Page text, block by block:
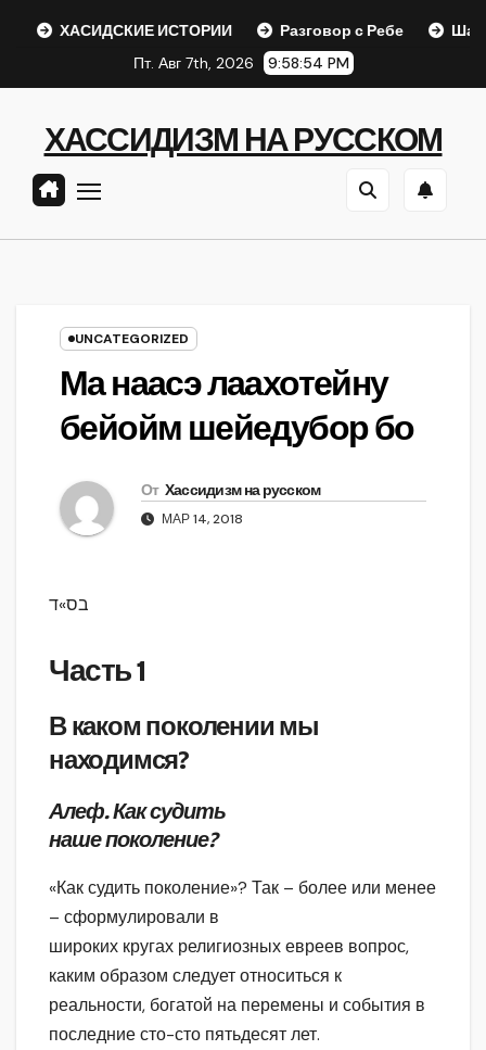
ХАСИДСКИЕ ИСТОРИИ Разговор с Ребе
Шаар
Пт. Авг 7th, 2026
9:58:55 PM
ХАССИДИЗМ НА РУССКОМ
UNCATEGORIZED
Ма наасэ лаахотейну
бейойм шейедубор бо
От Хассидизм на русском
МАР 14, 2018
בס»ד
Часть 1
В каком поколении мы
находимся?
Алеф. Как судить
наше поколение?
«Как судить поколение»? Так – более или менее
– сформулировали в
широких кругах религиозных евреев вопрос,
каким образом следует относиться к
реальности, богатой на перемены и события в
последние сто-сто пятьдесят лет.